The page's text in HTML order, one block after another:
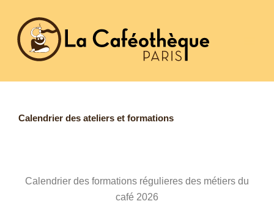
contenu
Calendrier des ateliers et formations
Calendrier des formations régulieres des métiers du
café 2026